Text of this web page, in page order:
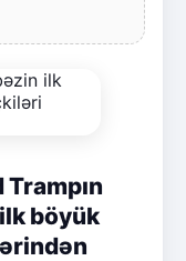
böyük